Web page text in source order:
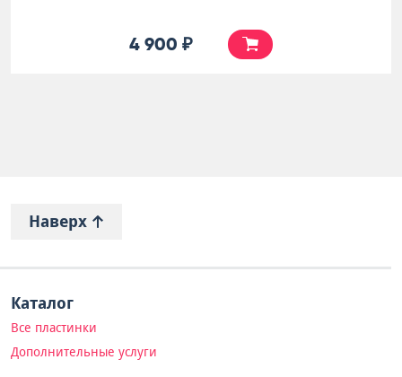
4 900 ₽
Наверх
Каталог
Все пластинки
Дополнительные услуги